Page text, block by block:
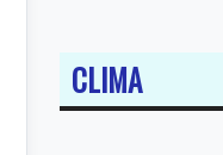
CLIMA